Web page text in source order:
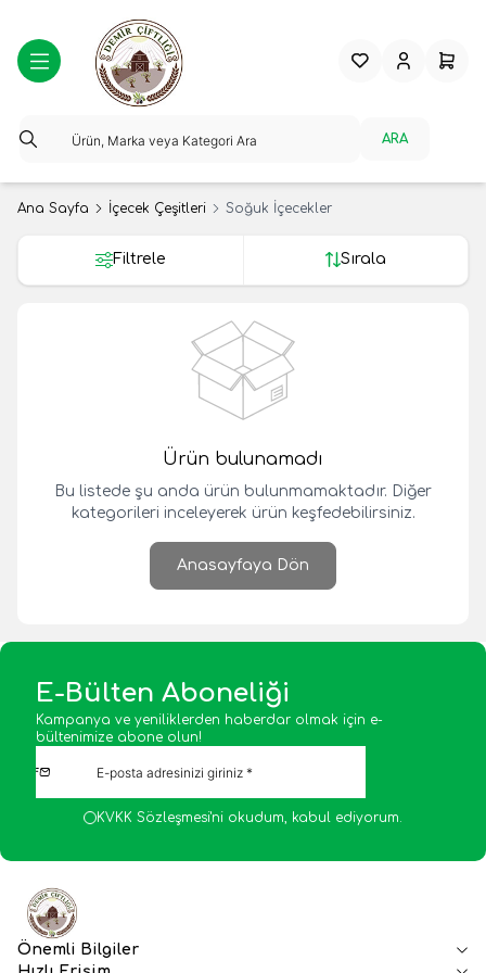
ARA
FavorilerimHesabım
Ana Sayfa İçecek Çeşitleri Soğuk İçecekler
Filtrele Sırala
Ürün bulunamadı
Bu listede şu anda ürün bulunmamaktadır. Diğer
kategorileri inceleyerek ürün keşfedebilirsiniz.
Anasayfaya Dön
E-Bülten Aboneliği
Kampanya ve yeniliklerden haberdar olmak için e-
bültenimize abone olun!
KVKK Sözleşmesi'ni okudum, kabul ediyorum.
Önemli Bilgiler